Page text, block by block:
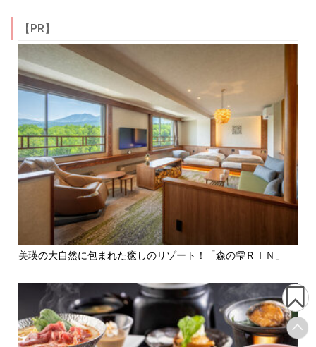
【PR】
美瑛の大自然に包まれた癒しのリゾート！「森の雫ＲＩＮ」